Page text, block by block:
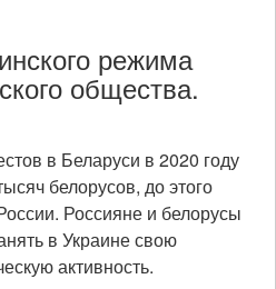
режима
общества.
в Беларуси в 2020 году
белорусов, до этого
Россияне и белорусы
в Украине свою
активность.